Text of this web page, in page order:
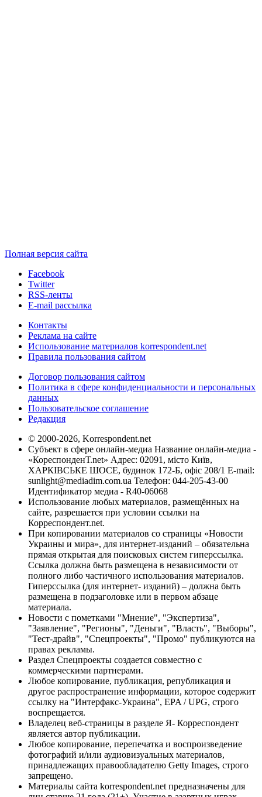
Полная версия сайта
Facebook
Twitter
RSS-ленты
E-mail рассылка
Контакты
Реклама на сайте
Использование материалов korrespondent.net
Правила пользования сайтом
Договор пользования сайтом
Политика в сфере конфиденциальности и персональных
данных
Пользовательское соглашение
Редакция
© 2000-2026, Korrespondent.net
Субъект в сфере онлайн-медиа Название онлайн-медиа -
«КореспонденТ.net» Адрес: 02091, місто Київ,
ХАРКІВСЬКЕ ШОСЕ, будинок 172-Б, офіс 208/1 E-mail:
sunlight@mediadim.com.ua Телефон: 044-205-43-00
Идентификатор медиа - R40-06068
Использование любых материалов, размещённых на
сайте, разрешается при условии ссылки на
Корреспондент.net.
При копировании материалов со страницы «Новости
Украины и мира», для интернет-изданий – обязательна
прямая открытая для поисковых систем гиперссылка.
Ссылка должна быть размещена в независимости от
полного либо частичного использования материалов.
Гиперссылка (для интернет- изданий) – должна быть
размещена в подзаголовке или в первом абзаце
материала.
Новости с пометками "Мнение", "Экспертиза",
"Заявление", "Регионы", "Деньги", "Власть", "Выборы",
"Тест-драйв", "Спецпроекты", "Промо" публикуются на
правах рекламы.
Раздел Спецпроекты создается совместно с
коммерческими партнерами.
Любое копирование, публикация, републикация и
другое распространение информации, которое содержит
ссылку на "Интерфакс-Украина", EPA / UPG, строго
воспрещается.
Владелец веб-страницы в разделе Я- Корреспондент
является автор публикации.
Любое копирование, перепечатка и воспроизведение
фотографий и/или аудиовизуальных материалов,
принадлежащих правообладателю Getty Images, строго
запрещено.
Материалы сайта korrespondent.net предназначены для